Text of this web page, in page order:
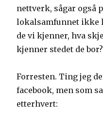
nettverk, sågar også
lokalsamfunnet ikke
de vi kjenner, hva
kjenner stedet de
Forresten. Ting jeg
facebook, men som
etterhvert: